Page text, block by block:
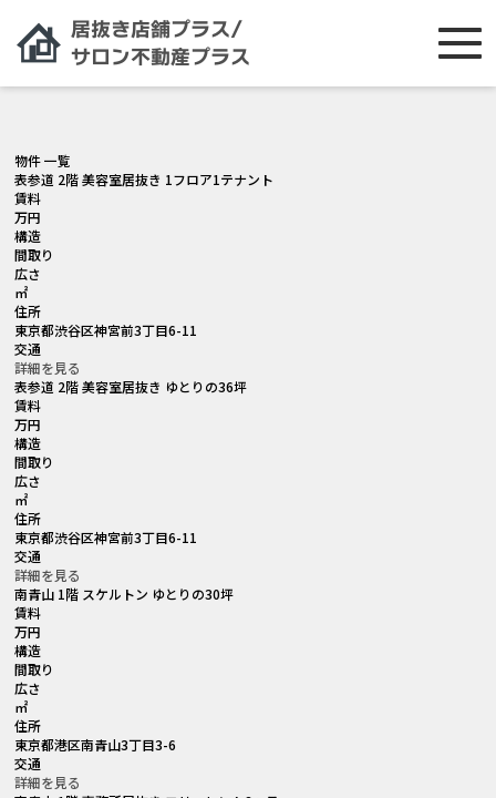
物件 一覧
表参道 2階 美容室居抜き 1フロア1テナント
賃料
万円
構造
間取り
広さ
㎡
住所
東京都渋谷区神宮前3丁目6-11
交通
詳細を見る
表参道 2階 美容室居抜き ゆとりの36坪
賃料
万円
構造
間取り
広さ
㎡
住所
東京都渋谷区神宮前3丁目6-11
交通
詳細を見る
南青山 1階 スケルトン ゆとりの30坪
賃料
万円
構造
間取り
広さ
㎡
住所
東京都港区南青山3丁目3-6
交通
詳細を見る